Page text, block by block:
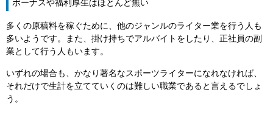
ボーナスや福利厚生はほとんど無い
多くの原稿料を稼ぐために、他のジャンルのライター業を行う人も
多いようです。また、掛け持ちでアルバイトをしたり、正社員の副
業として行う人もいます。
いずれの場合も、かなり著名なスポーツライターになれなければ、
それだけで生計を立てていくのは難しい職業であると言えるでしょ
う。